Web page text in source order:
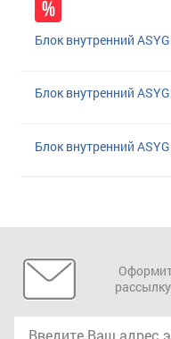
Блок внутренний
Блок внутренний
Блок внутренний